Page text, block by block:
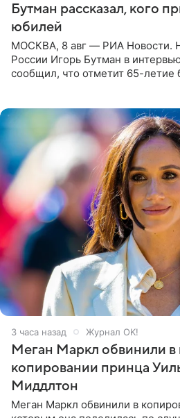
Бутман рассказал, кого
юбилей
МОСКВА, 8 авг — РИА Новости.
России Игорь Бутман в
сообщил, что отметит 65-
3 часа назад Журнал OK!
Меган Маркл обвинили
копировании принца
Миддлтон
Меган Маркл обвинили в